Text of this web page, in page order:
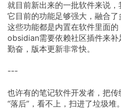
就目前新出来的一批软件来说
它目前的功能足够强大，融合
这些功能都是内置在软件里面
obsidian需要依赖社区插件来
勤奋，版本更新非常快。
---
也许有的笔记软件开发者，把
“落后”，看不上，扫进了垃圾堆。